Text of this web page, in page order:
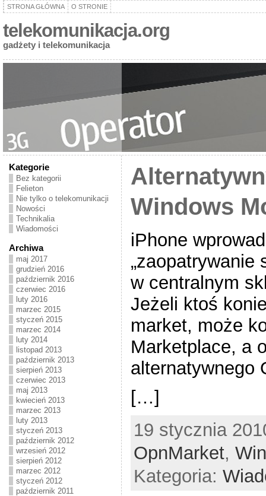
STRONA GŁÓWNA O STRONIE
telekomunikacja.org
gadżety i telekomunikacja
Kategorie
Bez kategorii
Felieton
Nie tylko o telekomunikacji
Nowości
Technikalia
Wiadomości
Archiwa
maj 2017
grudzień 2016
październik 2016
czerwiec 2016
luty 2016
marzec 2015
styczeń 2015
marzec 2014
luty 2014
listopad 2013
październik 2013
sierpień 2013
czerwiec 2013
maj 2013
kwiecień 2013
marzec 2013
luty 2013
styczeń 2013
październik 2012
wrzesień 2012
sierpień 2012
marzec 2012
styczeń 2012
październik 2011
Windows
iPhone
„zaopatrywanie
w centralnym
Jeżeli ktoś
market, może
Marketplace, a
alternatywnego
[…]
19 stycznia
OpnMarket,
Kategoria: